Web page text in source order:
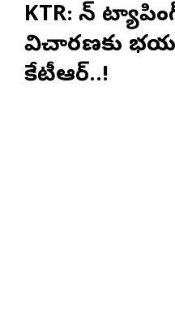
KTR: ఫోన్
విచారణకు
కేటీఆర్..!